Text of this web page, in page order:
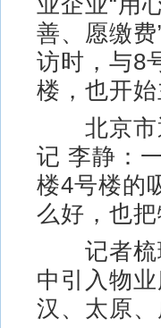
善、愿缴
访时，与8
楼，也开始
北京市
记 李静：
楼4号楼的
么好，也把
记者梳
中引入物
汉、太原